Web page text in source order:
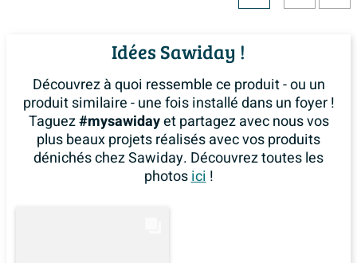
Idées Sawiday !
Découvrez à quoi ressemble ce produit - ou un
produit similaire - une fois installé dans un foyer !
Taguez#mysawidayet partagez avec nous vos
plus beaux projets réalisés avec vos produits
dénichés chez Sawiday. Découvrez toutes les
photosici!